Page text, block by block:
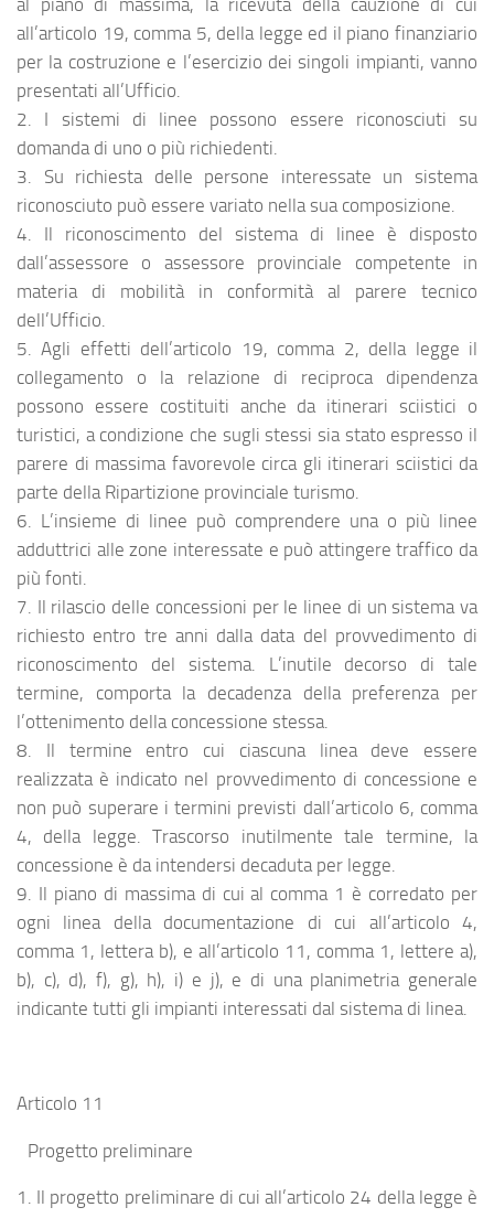
al piano di massima, la ricevuta della cauzione di cui
all’articolo 19, comma 5, della legge ed il piano finanziario
per la costruzione e l’esercizio dei singoli impianti, vanno
presentati all’Ufficio.
2. I sistemi di linee possono essere riconosciuti su
domanda di uno o più richiedenti.
3. Su richiesta delle persone interessate un sistema
riconosciuto può essere variato nella sua composizione.
4. Il riconoscimento del sistema di linee è disposto
dall’assessore o assessore provinciale competente in
materia di mobilità in conformità al parere tecnico
dell’Ufficio.
5. Agli effetti dell’articolo 19, comma 2, della legge il
collegamento o la relazione di reciproca dipendenza
possono essere costituiti anche da itinerari sciistici o
turistici, a condizione che sugli stessi sia stato espresso il
parere di massima favorevole circa gli itinerari sciistici da
parte della Ripartizione provinciale turismo.
6. L’insieme di linee può comprendere una o più linee
adduttrici alle zone interessate e può attingere traffico da
più fonti.
7. Il rilascio delle concessioni per le linee di un sistema va
richiesto entro tre anni dalla data del provvedimento di
riconoscimento del sistema. L’inutile decorso di tale
termine, comporta la decadenza della preferenza per
l’ottenimento della concessione stessa.
8. Il termine entro cui ciascuna linea deve essere
realizzata è indicato nel provvedimento di concessione e
non può superare i termini previsti dall’articolo 6, comma
4, della legge. Trascorso inutilmente tale termine, la
concessione è da intendersi decaduta per legge.
9. Il piano di massima di cui al comma 1 è corredato per
ogni linea della documentazione di cui all’articolo 4,
comma 1, lettera b), e all’articolo 11, comma 1, lettere a),
b), c), d), f), g), h), i) e j), e di una planimetria generale
indicante tutti gli impianti interessati dal sistema di linea.
Articolo 11
Progetto preliminare
1. Il progetto preliminare di cui all’articolo 24 della legge è